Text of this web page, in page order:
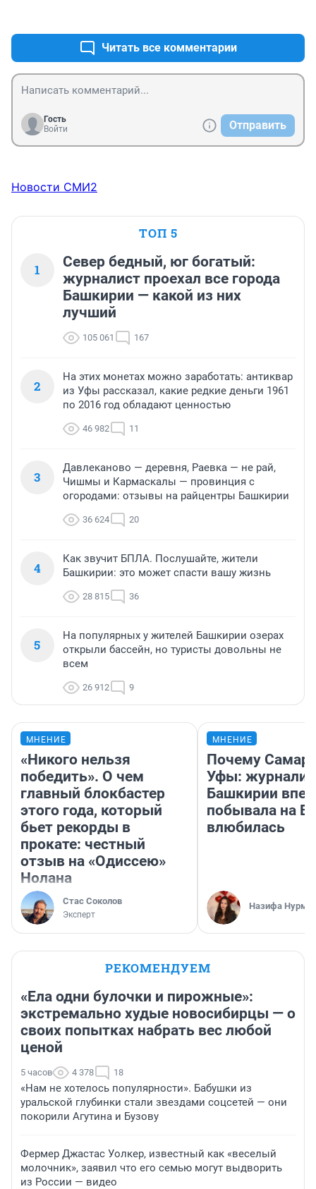
Читать все комментарии
Гость
Войти
Отправить
Новости СМИ2
ТОП 5
1
Север бедный, юг богатый:
журналист проехал все города
Башкирии — какой из них
лучший
105 061 167
2
На этих монетах можно заработать: антиквар
из Уфы рассказал, какие редкие деньги 1961
по 2016 год обладают ценностью
46 982 11
3
Давлеканово — деревня, Раевка — не рай,
Чишмы и Кармаскалы — провинция с
огородами: отзывы на райцентры Башкирии
36 624 20
4
Как звучит БПЛА. Послушайте, жители
Башкирии: это может спасти вашу жизнь
28 815 36
5
На популярных у жителей Башкирии озерах
открыли бассейн, но туристы довольны не
всем
26 912 9
МНЕНИЕ
«Никого нельзя
победить». О чем
главный блокбастер
этого года, который
бьет рекорды в
прокате: честный
отзыв на «Одиссею»
Нолана
Стас Соколов
Эксперт
МНЕНИЕ
Почему
Уфы:
Башкирии
побывала на
влюбилась
Назифа
РЕКОМЕНДУЕМ
«Ела одни булочки и пирожные»:
экстремально худые новосибирцы — о
своих попытках набрать вес любой
ценой
5 часов 4 378 18
«Нам не хотелось популярности». Бабушки из
уральской глубинки стали звездами соцсетей — они
покорили Агутина и Бузову
Фермер Джастас Уолкер, известный как «веселый
молочник», заявил что его семью могут выдворить
из России — видео